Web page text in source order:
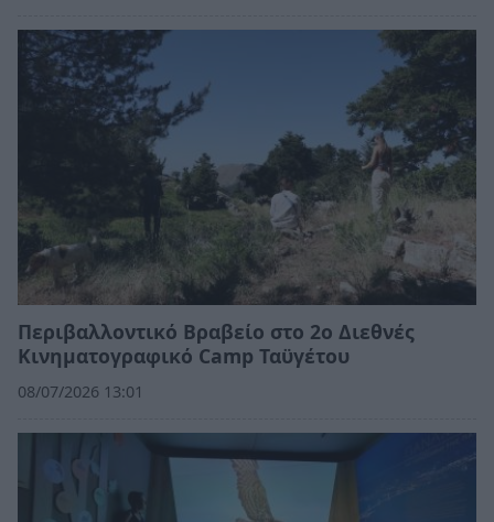
Περιβαλλοντικό Βραβείο στο 2ο Διεθνές
Κινηματογραφικό Camp Ταϋγέτου
08/07/2026 13:01